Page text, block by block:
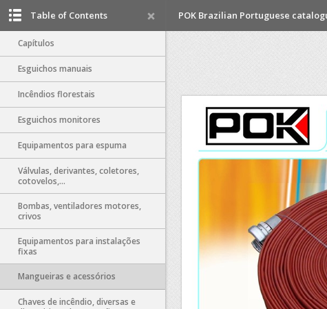
POK Brazilian Portuguese
Table of Contents
Capítulos
Esguichos manuais
Incêndios florestais
Esguichos monitores
Equipamentos para espuma
Válvulas, derivantes, coletores,
cotovelos,...
Bombas, ventiladores motores,
crivos
Equipamentos para instalações
fixas
Mangueiras e acessórios
Chaves de incêndio, diversas e